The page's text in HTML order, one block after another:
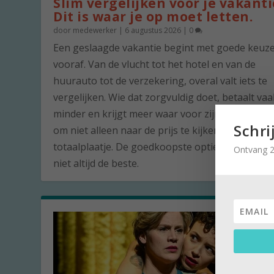
Dit is waar je op moet letten.
door medewerker | 6 augustus 2026 | 0
Een geslaagde vakantie begint met goede
vooraf. Van de vlucht tot het hotel en van de
huurauto tot de verzekering, overal valt iets te
vergelijken. Wie dat zorgvuldig doet, betaalt
minder en krijgt meer waar voor zijn geld. De
om niet alleen naar de prijs te kijken, maar naar
totaalplaatje. De goedkoopste optie is namelijk
niet altijd de beste.
Ontvang